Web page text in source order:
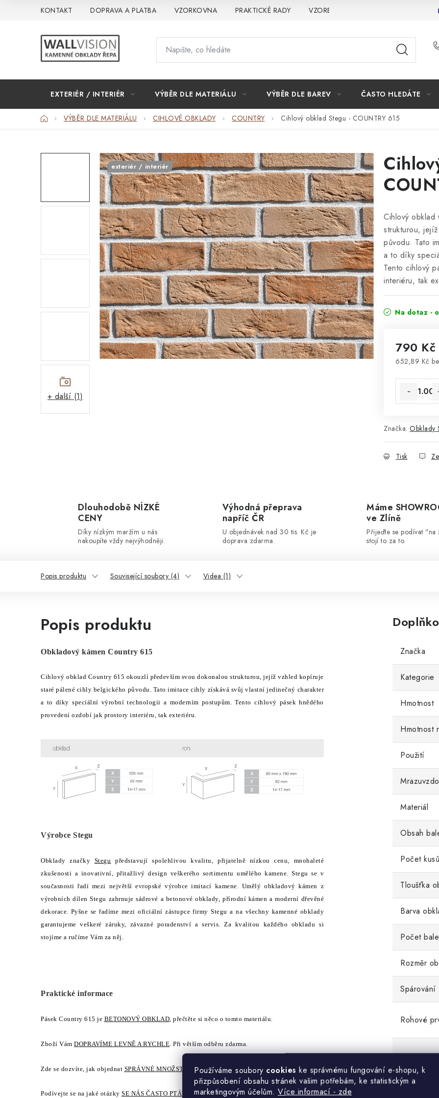
Používáme soubory cookies ke správnému fungování e-shopu, k
přizpůsobení obsahu stránek vašim potřebám, ke statistickým a
marketingovým účelům. Více informací - zde
KONTAKT DOPRAVA A PLATBA VZORKOVNA PRAKTICKÉ RADY VZOREK PROČ
EXTERIÉR / INTERIÉR VÝBĚR DLE MATERIÁLU VÝBĚR DLE BAREV ČASTO HLEDÁTE
DomůVÝBĚR DLE MATERIÁLU CIHLOVÉ OBKLADY COUNTRY Cihlový obklad Stegu - COUNTRY 615
+ další (1)
Cihlový obklad
strukturou,
původu. Tato
a to díky
Tento cihlový
interiéru, tak
Na dotaz -
790 Kč
652,89 Kč
Značka: Obklady
Tisk
exteriér / interiér
Dlouhodobě NÍZKÉ
CENY
Díky nízkým maržím u nás
nakoupíte vždy nejvýhodněji.
Výhodná přeprava
napříč ČR
U objednávek nad 30 tis. Kč je
doprava zdarma.
Máme
ve Zlíně
Přijeďte se podívat "na
stojí to za to.
Popis produktu Související soubory (4) Videa (1)
Popis produktu
Obkladový kámen Country 615
Cihlový obklad Country 615 okouzlí především svou dokonalou strukturou, jejíž vzhled kopíruje
staré pálené cihly belgického původu. Tato imitace cihly získává svůj vlastní jedinečný charakter
a to díky speciální výrobní technologii a moderním postupům. Tento cihlový pásek hnědého
provedení ozdobí jak prostory interiéru, tak exteriéru.
Výrobce Stegu
Obklady značky Stegu představují spolehlivou kvalitu, přijatelně nízkou cenu, mnohaleté
zkušenosti a inovativní, přitažlivý design veškerého sortimentu umělého kamene. Stegu se v
současnosti řadí mezi největší evropské výrobce imitací kamene. Umělý obkladový kámen z
výrobních dílen Stegu zahrnuje sádrové a betonové obklady, přírodní kámen a moderní dřevěné
dekorace. Pyšne se řadíme mezi oficiální zástupce firmy Stegu a na všechny kamenné obklady
garantujeme veškeré záruky, závazné poradenství a servis. Za kvalitou každého obkladu si
stojíme a ručíme Vám za něj.
Praktické informace
Pásek Country 615 je BETONOVÝ OBKLAD, přečtěte si něco o tomto materiálu.
Zboží Vám DOPRAVÍME LEVNĚ A RYCHLE. Při větším odběru zdarma.
Zde se dozvíte, jak objednat SPRÁVNÉ MNOŽSTVÍ obkladu.
Podívejte se na jaké otázky SE NÁS ČASTO PTÁTE
Značka
Kategorie
Hmotnost
Hmotnost
Použití
Materiál
Obsah
Počet
Tloušťka
Barva
Počet
Rozměr
Spárování
Rohové